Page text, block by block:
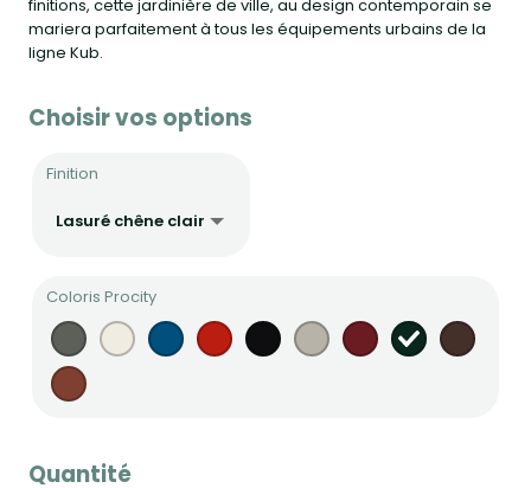
finitions, cette jardinière de ville, au design contemporain se
mariera parfaitement à tous les équipements urbains de la
ligne Kub.
Choisir vos options
Finition
Coloris Procity
Quantité